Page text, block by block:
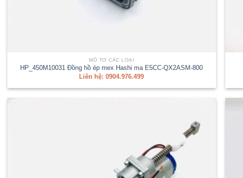
MÔ TƠ CÁC LOẠI
HP_450M10031 Đồng hồ ép mex Hashi ma E5CC-QX2ASM-800
Liên hệ: 0904.976.499